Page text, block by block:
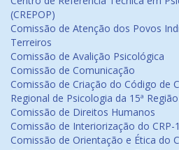
(CREPOP)
Comissão de Atenção dos Povos
Terreiros
Comissão de Avalição Psicológica
Comissão de Comunicação
Comissão de Criação do Código de
Regional de Psicologia da 15ª Região
Comissão de Direitos Humanos
Comissão de Interiorização do CRP-
Comissão de Orientação e Ética do